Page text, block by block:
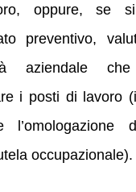
oppure, se
preventivo,
aziendale
i posti di lavoro
l’omologazione
occupazionale).